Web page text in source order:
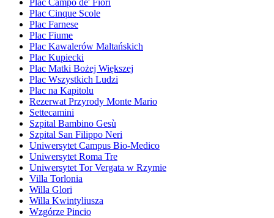
Plac Campo de' Fiori
Plac Cinque Scole
Plac Farnese
Plac Fiume
Plac Kawalerów Maltańskich
Plac Kupiecki
Plac Matki Bożej Większej
Plac Wszystkich Ludzi
Plac na Kapitolu
Rezerwat Przyrody Monte Mario
Settecamini
Szpital Bambino Gesù
Szpital San Filippo Neri
Uniwersytet Campus Bio-Medico
Uniwersytet Roma Tre
Uniwersytet Tor Vergata w Rzymie
Villa Torlonia
Willa Glori
Willa Kwintyliusza
Wzgórze Pincio